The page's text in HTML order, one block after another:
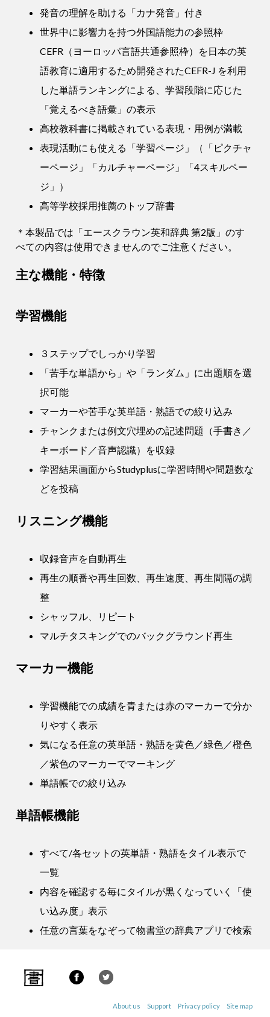
発音の理解を助ける「カナ発音」付き
世界中に影響力を持つ外国語能力の参照枠
CEFR（ヨーロッパ言語共通参照枠）を日本の英
語教育に適用するため開発されたCEFR-J を利用
した単語ランキングによる、学習段階に応じた
「覚えるべき語彙」の表示
高校教科書に掲載されている表現・用例が満載
表現活動にも使える「学習ページ」（「ピクチャ
ーページ」「カルチャーページ」「4スキルペー
ジ」）
高等学校採用推薦のトップ辞書
＊本製品では「エースクラウン英和辞典 第2版」のす
べての内容は使用できませんのでご注意ください。
主な機能・特徴
学習機能
３ステップでしっかり学習
「苦手な単語から」や「ランダム」に出題順を選
択可能
マーカーや苦手な英単語・熟語での絞り込み
チャンクまたは例文穴埋めの記述問題（手書き／
キーボード／音声認識）を収録
学習結果画面からStudyplusに学習時間や問題数な
どを投稿
リスニング機能
収録音声を自動再生
再生の順番や再生回数、再生速度、再生間隔の調
整
シャッフル、リピート
マルチタスキングでのバックグラウンド再生
マーカー機能
学習機能での成績を青または赤のマーカーで分か
りやすく表示
気になる任意の英単語・熟語を黄色／緑色／橙色
／紫色のマーカーでマーキング
単語帳での絞り込み
単語帳機能
すべて/各セットの英単語・熟語をタイル表示で
一覧
内容を確認する毎にタイルが黒くなっていく「使
い込み度」表示
任意の言葉をなぞって物書堂の辞典アプリで検索
About us Support Privacy policy Site map